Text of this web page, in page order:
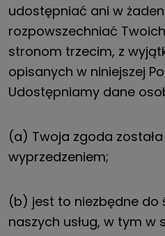
udostępniać ani w
rozpowszechniać
stronom trzecim, z
opisanych w niniejszej
Udostępniamy dane
(a) Twoja zgoda
wyprzedzeniem;
(b) jest to niezbędne do
naszych usług, w tym w